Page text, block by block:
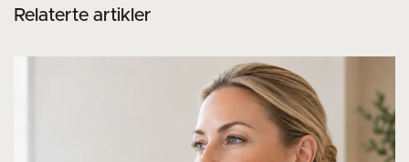
Relaterte artikler